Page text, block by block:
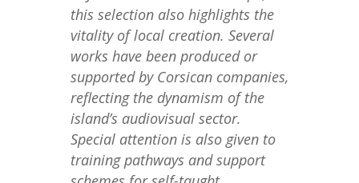
this selection also highlights the
vitality of local creation. Several
works have been produced or
supported by Corsican companies,
reflecting the dynamism of the
island’s audiovisual sector.
Special attention is also given to
training pathways and support